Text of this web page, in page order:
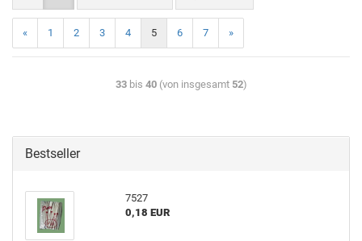
« 1 2 3 4 5 6 7 »
33bis 40(von insgesamt 52)
Bestseller
7527
0,18 EUR